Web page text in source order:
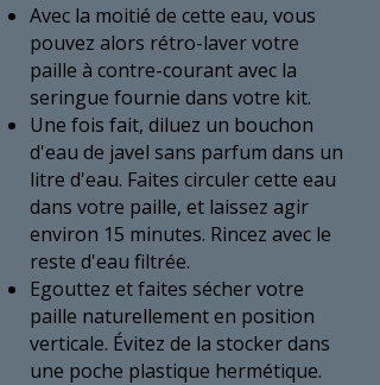
Avec la moitié de cette eau, vous
pouvez alors rétro-laver votre
paille à contre-courant avec la
seringue fournie dans votre kit.
Une fois fait, diluez un bouchon
d'eau de javel sans parfum dans un
litre d'eau. Faites circuler cette eau
dans votre paille, et laissez agir
environ 15 minutes. Rincez avec le
reste d'eau filtrée.
Egouttez et faites sécher votre
paille naturellement en position
verticale. Évitez de la stocker dans
une poche plastique hermétique.